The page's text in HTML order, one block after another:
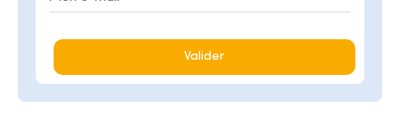
Valider